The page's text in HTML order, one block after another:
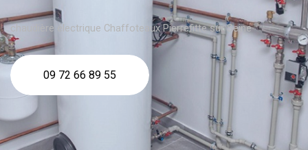
chaudière électrique Chaffoteaux Pierrefitte sur Seine
09 72 66 89 55